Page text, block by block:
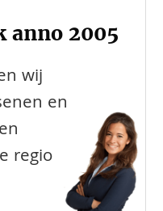
anno 2005
wij
en
regio